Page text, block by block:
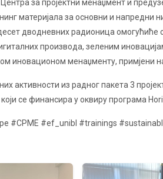
Центра за пројектни менаџмент и
материјала за основни и напредни
дводневних радионица
производа, зеленим
иновационом менаџменту, примјени
активности из радног пакета 3
се финансира у оквиру програма
#CPME #ef_unibl #trainings